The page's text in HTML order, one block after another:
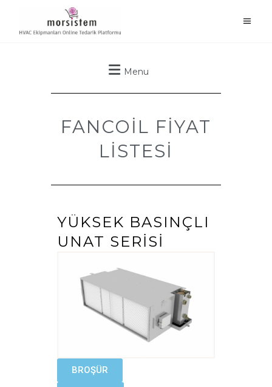
Menu
FANCOİL FİYAT
LİSTESİ
YÜKSEK BASINÇLI
UNAT SERİSİ
BROŞÜR